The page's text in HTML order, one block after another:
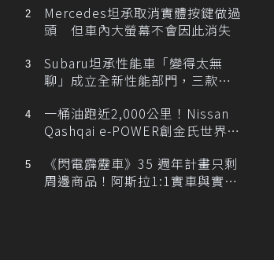
Mercedes坦承取消實體按鍵做過
頭 但車內大螢幕不會因此消失
Subaru坦承性能車「變得太無
聊」成立全新性能部門，三款手
一桶油跑近2,000公里！Nissan
Qashqai e-POWER創金氏世界紀
《閃電霹靂車》35 週年計畫只剩
周邊商品！阿斯拉1:1實車與實體